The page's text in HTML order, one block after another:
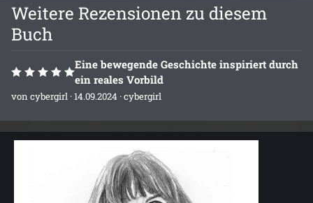
Weitere Rezensionen zu diesem
Buch
Eine bewegende Geschichte inspiriert durch
ein reales Vorbild
voncybergirl · 14.09.2024 ·cybergirl